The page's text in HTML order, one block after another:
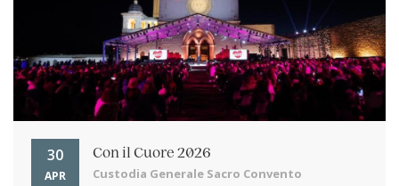
30
APR
Con il Cuore 2026
Custodia Generale Sacro Convento